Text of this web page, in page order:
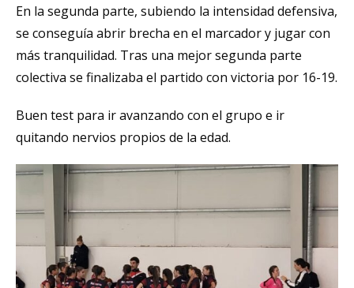
En la segunda parte, subiendo la intensidad defensiva,
se conseguía abrir brecha en el marcador y jugar con
más tranquilidad. Tras una mejor segunda parte
colectiva se finalizaba el partido con victoria por 16-19.
Buen test para ir avanzando con el grupo e ir
quitando nervios propios de la edad.